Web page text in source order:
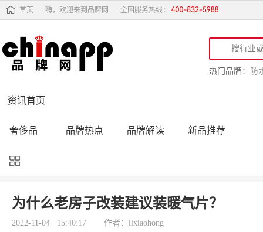
首页 嗨，欢迎来到品牌网 全国服务热线：
热门品牌： 防
资讯首页
奢侈品 品牌热点 品牌解读 新品推荐
品牌黑榜
品牌导购 专家点评 精彩点评
为什么老房子改装建议装暖气片？
2022-11-04 15:40:17 作者：lixiaohong